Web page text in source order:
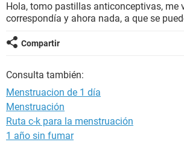
BIENESTAR
SEXUALIDAD
GLOSARIO
Hola, tomo pastillas anticonceptivas, me
correspondía y ahora nada, a que se
Compartir
Consulta también:
Menstruacion de 1 día
Menstruación
Ruta c-k para la menstruación
1 año sin fumar